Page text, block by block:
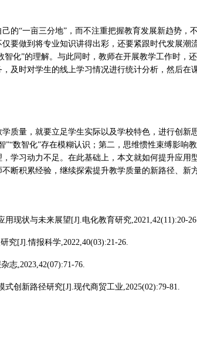
的“一亩三分地”，而不注重把握教育发展新趋势，
要做到将专业知识讲得出彩，还要紧跟时代发展潮
智化”的理解。与此同时，教师在开展教学工作时，
及时对学生的线上学习情况进行统计分析，然后在
质量，就要立足学生实际以及学校特色，进行创新
数智化”存在模糊认识；第二，思维惯性束缚影响
学习动力不足。在此基础上，本文就如何提升应用
断积累经验，继续探索提升教学质量的新路径、新
现状与未来展望[J].电化教育研究,2021,42(11):20-
究[J].情报科学,2022,40(03):21-26.
志,2023,42(07):71-76.
创新路径研究[J].现代商贸工业,2025(02):79-81.